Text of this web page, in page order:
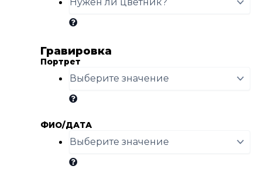
Гравировка
Портрет
ФИО/ДАТА